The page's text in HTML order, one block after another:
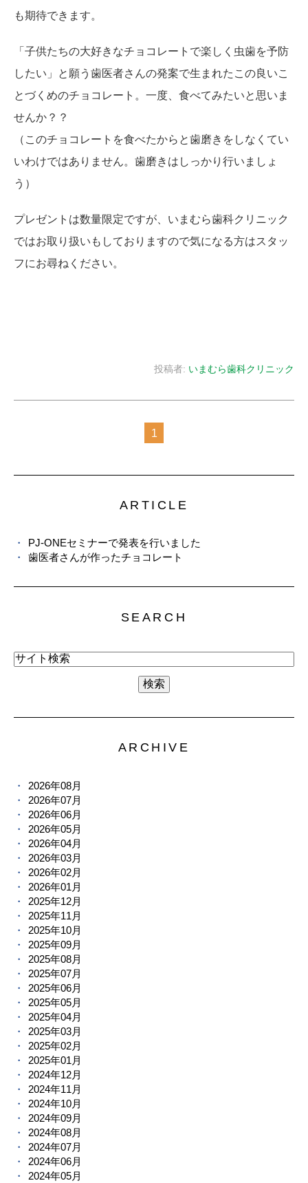
も期待できます。
「子供たちの大好きなチョコレートで楽しく虫歯を予防
したい」と願う歯医者さんの発案で生まれたこの良いこ
とづくめのチョコレート。一度、食べてみたいと思いま
せんか？？
（このチョコレートを食べたからと歯磨きをしなくてい
いわけではありません。歯磨きはしっかり行いましょ
う）
プレゼントは数量限定ですが、いまむら歯科クリニック
ではお取り扱いもしておりますので気になる方はスタッ
フにお尋ねください。
投稿者: いまむら歯科クリニック
1
ARTICLE
PJ-ONEセミナーで発表を行いました
歯医者さんが作ったチョコレート
SEARCH
ARCHIVE
2026年08月
2026年07月
2026年06月
2026年05月
2026年04月
2026年03月
2026年02月
2026年01月
2025年12月
2025年11月
2025年10月
2025年09月
2025年08月
2025年07月
2025年06月
2025年05月
2025年04月
2025年03月
2025年02月
2025年01月
2024年12月
2024年11月
2024年10月
2024年09月
2024年08月
2024年07月
2024年06月
2024年05月